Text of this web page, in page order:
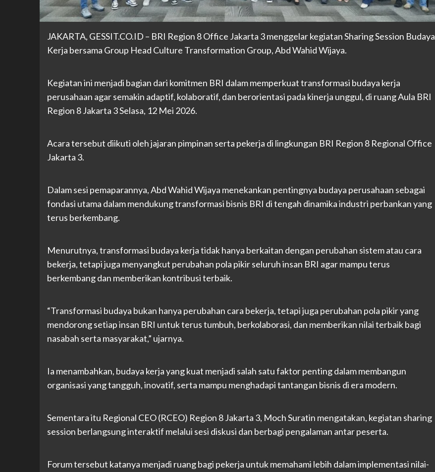
JAKARTA, GESSIT.CO.ID – BRI Region 8 Office Jakarta 3 menggelar kegiatan Sharing Session Budaya
Kerja bersama Group Head Culture Transformation Group, Abd Wahid Wijaya.
Kegiatan ini menjadi bagian dari komitmen BRI dalam memperkuat transformasi budaya kerja
perusahaan agar semakin adaptif, kolaboratif, dan berorientasi pada kinerja unggul, di ruang Aula BRI
Region 8 Jakarta 3 Selasa, 12 Mei 2026.
Acara tersebut diikuti oleh jajaran pimpinan serta pekerja di lingkungan BRI Region 8 Regional Office
Jakarta 3.
Dalam sesi pemaparannya, Abd Wahid Wijaya menekankan pentingnya budaya perusahaan sebagai
fondasi utama dalam mendukung transformasi bisnis BRI di tengah dinamika industri perbankan yang
terus berkembang.
Menurutnya, transformasi budaya kerja tidak hanya berkaitan dengan perubahan sistem atau cara
bekerja, tetapi juga menyangkut perubahan pola pikir seluruh insan BRI agar mampu terus
berkembang dan memberikan kontribusi terbaik.
“Transformasi budaya bukan hanya perubahan cara bekerja, tetapi juga perubahan pola pikir yang
mendorong setiap insan BRI untuk terus tumbuh, berkolaborasi, dan memberikan nilai terbaik bagi
nasabah serta masyarakat,” ujarnya.
Ia menambahkan, budaya kerja yang kuat menjadi salah satu faktor penting dalam membangun
organisasi yang tangguh, inovatif, serta mampu menghadapi tantangan bisnis di era modern.
Sementara itu Regional CEO (RCEO) Region 8 Jakarta 3, Moch Suratin mengatakan, kegiatan sharing
session berlangsung interaktif melalui sesi diskusi dan berbagi pengalaman antar peserta.
Forum tersebut katanya menjadi ruang bagi pekerja untuk memahami lebih dalam implementasi nilai-